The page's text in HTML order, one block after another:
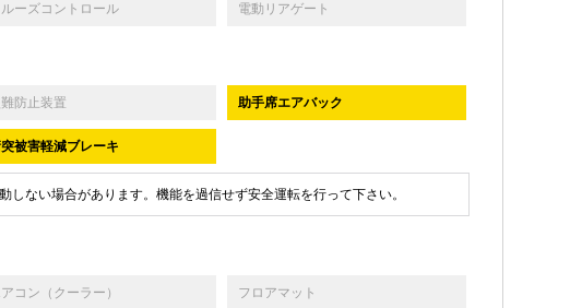
ルーズコントロール 電動リアゲート
防止装置 助手席エアバック
被害軽減ブレーキ
ない場合があります。機能を過信せず安全運転を行って下さい。
コン（クーラー） フロアマット